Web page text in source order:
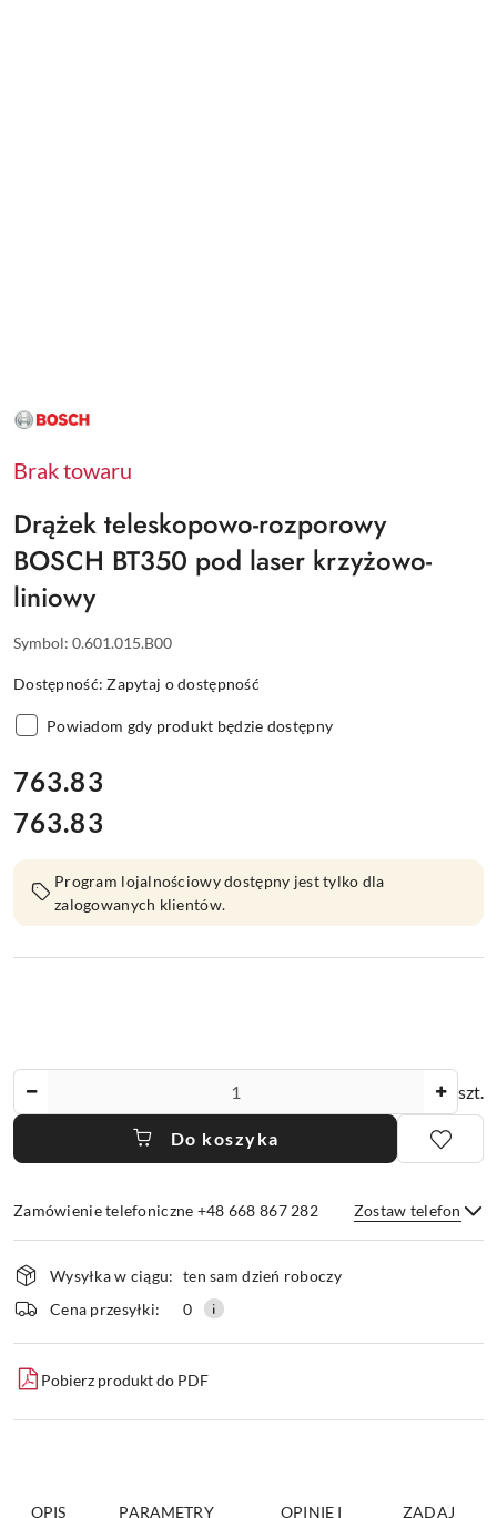
NAZWA
PRODUCENTA:
Brak towaru
Drążek teleskopowo-rozporowy
BOSCH BT350 pod laser krzyżowo-
liniowy
Symbol: 0.601.015.B00
Dostępność:Zapytaj o dostępność
Powiadom gdy produkt będzie dostępny
cena:
763.83
Cena:
763.83
Program lojalnościowy dostępny jest tylko dla
zalogowanych klientów.
szt.
Do koszyka
Zamówienie telefoniczne +48 668 867 282 Zostaw telefon
Wyślij
Dostępność
i
dostawa
Wysyłka w ciągu: ten sam dzień roboczy
Cena przesyłki:
0
Pobierz produkt do PDF
OPIS PARAMETRY OPINIE I ZADAJ